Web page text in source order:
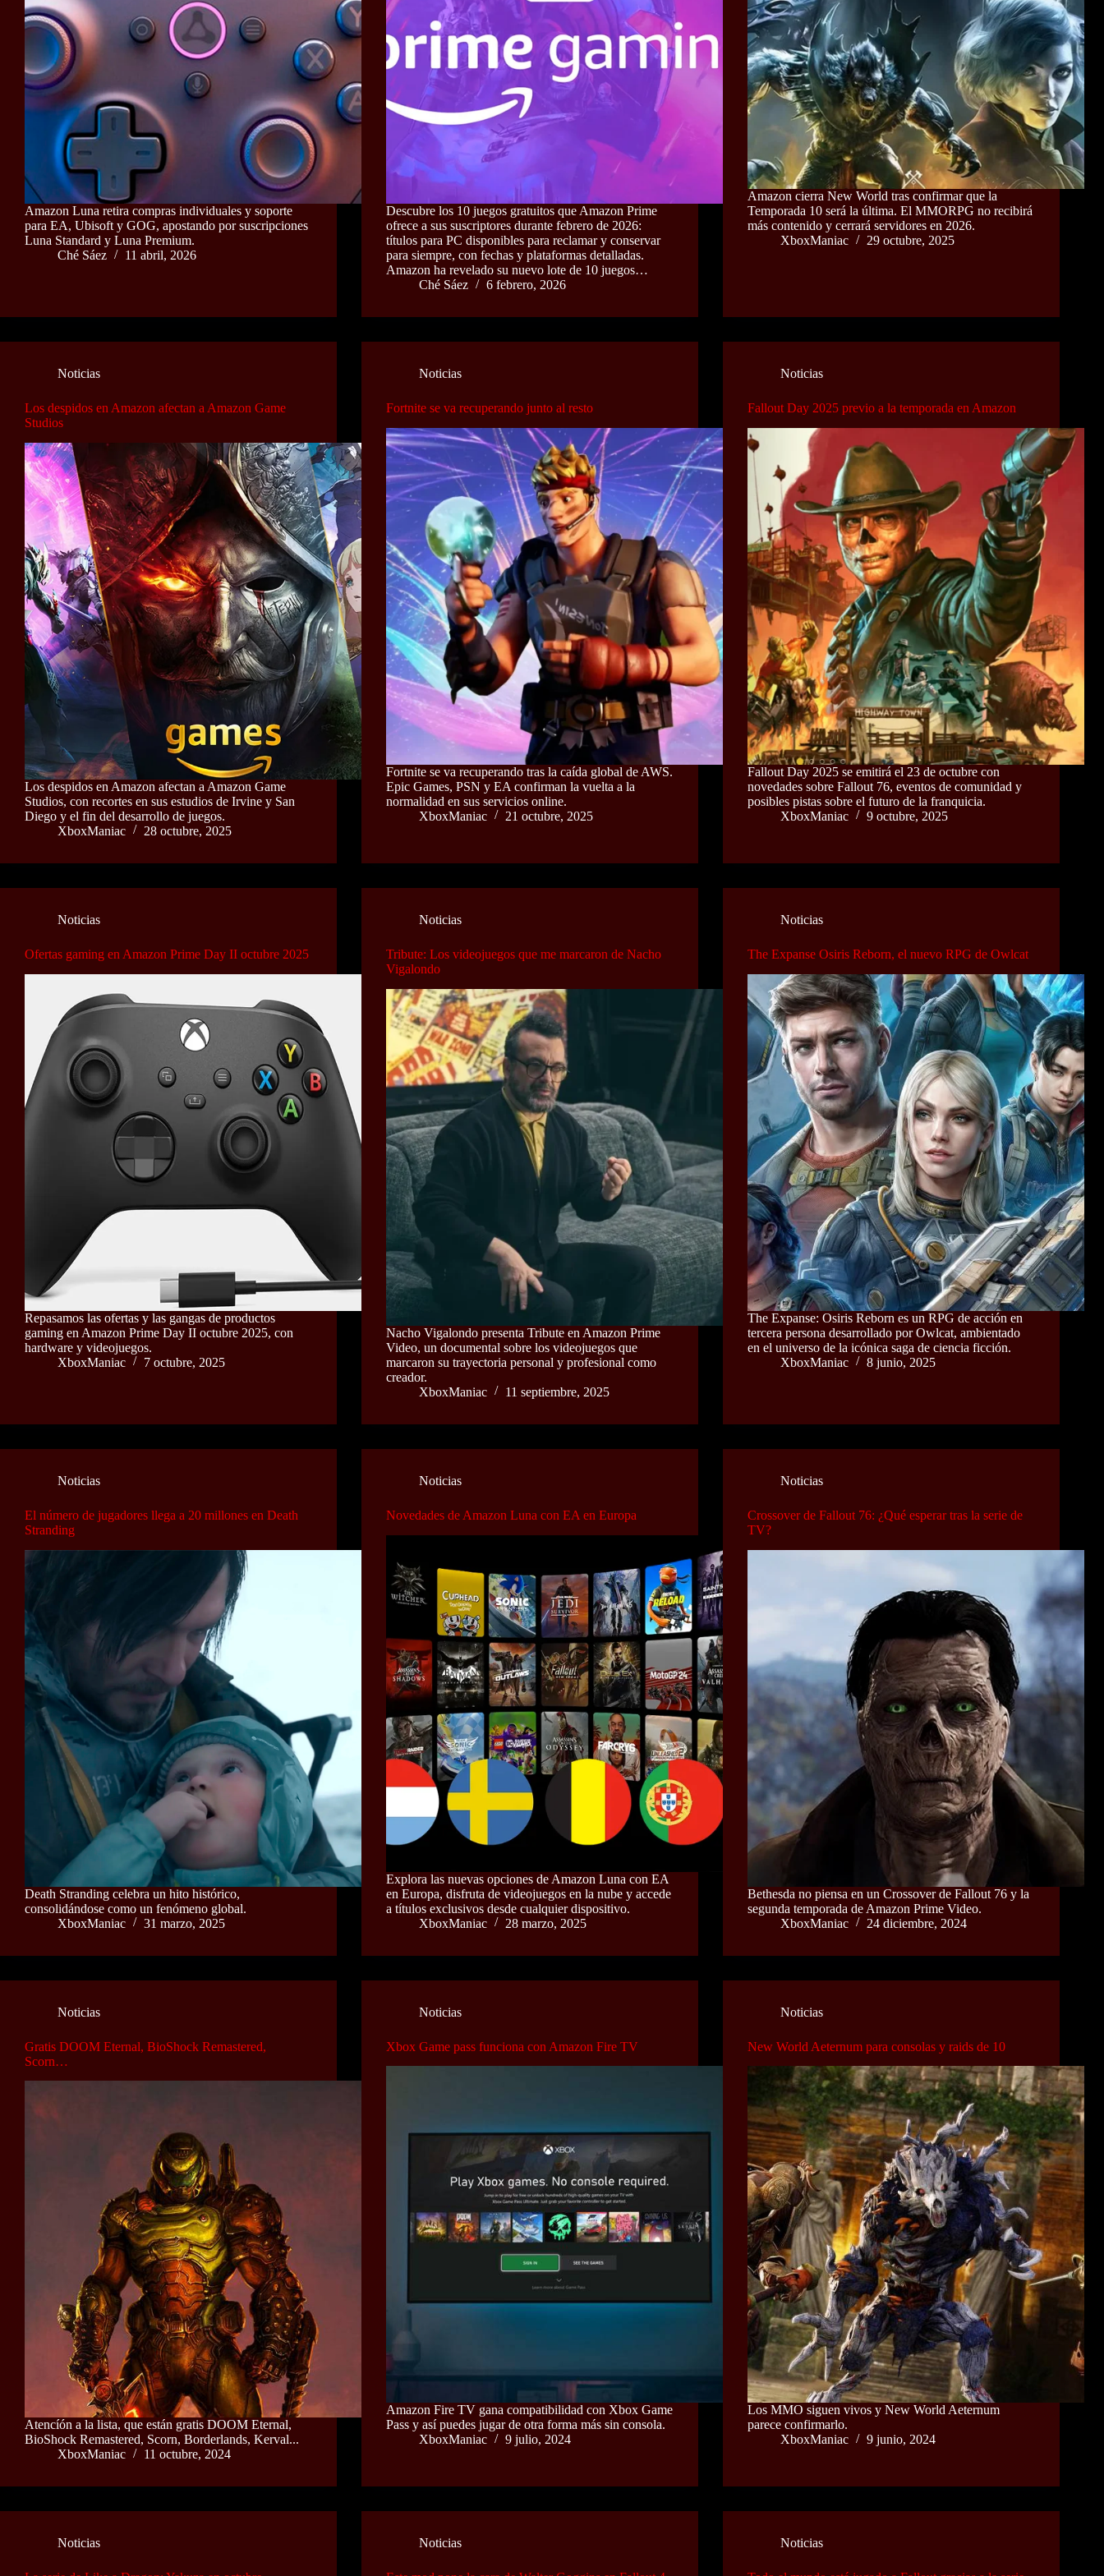
Amazon Luna retira compras individuales y soporte
para EA, Ubisoft y GOG, apostando por suscripciones
Luna Standard y Luna Premium.
Ché Sáez
11 abril, 2026
Descubre los 10 juegos gratuitos que Amazon Prime
ofrece a sus suscriptores durante febrero de 2026:
títulos para PC disponibles para reclamar y conservar
para siempre, con fechas y plataformas detalladas.
Amazon ha revelado su nuevo lote de 10 juegos…
Ché Sáez
6 febrero, 2026
Amazon cierra New World tras confirmar que la
Temporada 10 será la última. El MMORPG no recibirá
más contenido y cerrará servidores en 2026.
XboxManiac
29 octubre, 2025
Noticias
Los despidos en Amazon afectan a Amazon Game
Studios
Los despidos en Amazon afectan a Amazon Game
Studios, con recortes en sus estudios de Irvine y San
Diego y el fin del desarrollo de juegos.
XboxManiac
28 octubre, 2025
Noticias
Fortnite se va recuperando junto al resto
Fortnite se va recuperando tras la caída global de AWS.
Epic Games, PSN y EA confirman la vuelta a la
normalidad en sus servicios online.
XboxManiac
21 octubre, 2025
Noticias
Fallout Day 2025 previo a la temporada en Amazon
Fallout Day 2025 se emitirá el 23 de octubre con
novedades sobre Fallout 76, eventos de comunidad y
posibles pistas sobre el futuro de la franquicia.
XboxManiac
9 octubre, 2025
Noticias
Ofertas gaming en Amazon Prime Day II octubre 2025
Repasamos las ofertas y las gangas de productos
gaming en Amazon Prime Day II octubre 2025, con
hardware y videojuegos.
XboxManiac
7 octubre, 2025
Noticias
Tribute: Los videojuegos que me marcaron de Nacho
Vigalondo
Nacho Vigalondo presenta Tribute en Amazon Prime
Video, un documental sobre los videojuegos que
marcaron su trayectoria personal y profesional como
creador.
XboxManiac
11 septiembre, 2025
Noticias
The Expanse Osiris Reborn, el nuevo RPG de Owlcat
The Expanse: Osiris Reborn es un RPG de acción en
tercera persona desarrollado por Owlcat, ambientado
en el universo de la icónica saga de ciencia ficción.
XboxManiac
8 junio, 2025
Noticias
El número de jugadores llega a 20 millones en Death
Stranding
Death Stranding celebra un hito histórico,
consolidándose como un fenómeno global.
XboxManiac
31 marzo, 2025
Noticias
Novedades de Amazon Luna con EA en Europa
Explora las nuevas opciones de Amazon Luna con EA
en Europa, disfruta de videojuegos en la nube y accede
a títulos exclusivos desde cualquier dispositivo.
XboxManiac
28 marzo, 2025
Noticias
Crossover de Fallout 76: ¿Qué esperar tras la serie de
TV?
Bethesda no piensa en un Crossover de Fallout 76 y la
segunda temporada de Amazon Prime Video.
XboxManiac
24 diciembre, 2024
Noticias
Gratis DOOM Eternal, BioShock Remastered,
Scorn…
Atencíón a la lista, que están gratis DOOM Eternal,
BioShock Remastered, Scorn, Borderlands, Kerval...
XboxManiac
11 octubre, 2024
Noticias
Xbox Game pass funciona con Amazon Fire TV
Amazon Fire TV gana compatibilidad con Xbox Game
Pass y así puedes jugar de otra forma más sin consola.
XboxManiac
9 julio, 2024
Noticias
New World Aeternum para consolas y raids de 10
Los MMO siguen vivos y New World Aeternum
parece confirmarlo.
XboxManiac
9 junio, 2024
Noticias Noticias Noticias